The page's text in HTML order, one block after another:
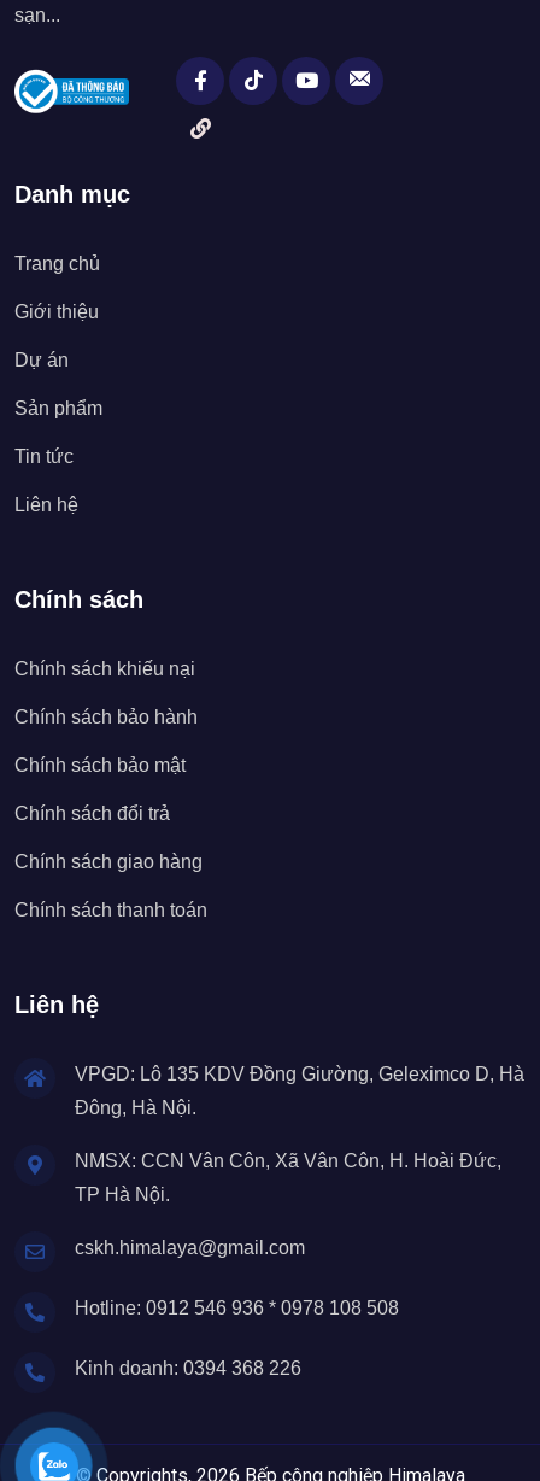
sạn...
Danh mục
Trang chủ
Giới thiệu
Dự án
Sản phẩm
Tin tức
Liên hệ
Chính sách
Chính sách khiếu nại
Chính sách bảo hành
Chính sách bảo mật
Chính sách đổi trả
Chính sách giao hàng
Chính sách thanh toán
Liên hệ
VPGD: Lô 135 KDV Đồng Giường, Geleximco D, Hà
Đông, Hà Nội.
NMSX: CCN Vân Côn, Xã Vân Côn, H. Hoài Đức,
TP Hà Nội.
cskh.himalaya@gmail.com
Hotline: 0912 546 936 * 0978 108 508
Kinh doanh: 0394 368 226
© Copyrights, 2026 Bếp công nghiệp Himalaya